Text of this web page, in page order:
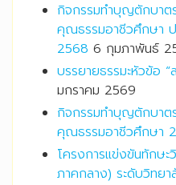
กิจกรรมทำบุญตักบาต
คุณธรรมอาชีวศึกษา ป
2568 6 กุมภาพันธ์
บรรยายธรรมะหัวข้อ
มกราคม 2569
กิจกรรมทำบุญตักบาต
คุณธรรมอาชีวศึกษา
โครงการแข่งขันทักษ
ภาคกลาง) ระดับวิทยา